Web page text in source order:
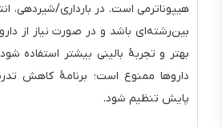
هیپوناترمی است. در بارداری/شیردهی،
بین‌رشته‌ای باشد و در صورت نیاز از
بهتر و تجربهٔ بالینی بیشتر استفاده
داروها ممنوع است؛ برنامهٔ کاهش
پایش تنظیم شود.